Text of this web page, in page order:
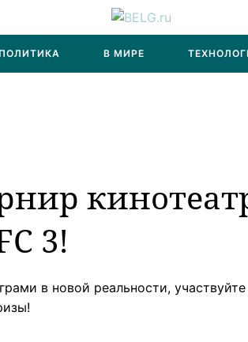
ПОЛИТИКА В МИРЕ
3!
в новой реальности,